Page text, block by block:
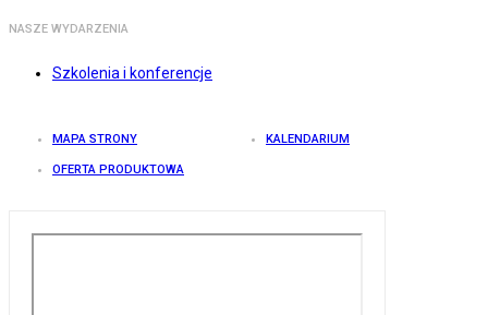
NASZE WYDARZENIA
Szkolenia i konferencje
MAPA STRONY KALENDARIUM
OFERTA PRODUKTOWA